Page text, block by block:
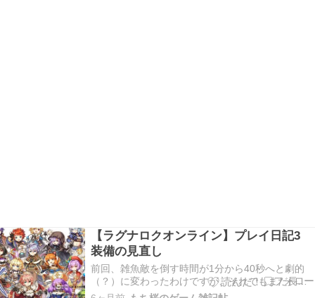
【ラグナロクオンライン】プレイ日記3
装備の見直し
前回、雑魚敵を倒す時間が1分から40秒へと劇的
（？）に変わったわけですが、それでもまだ長
い、というわけで、火力上げはまだ続きます。 次